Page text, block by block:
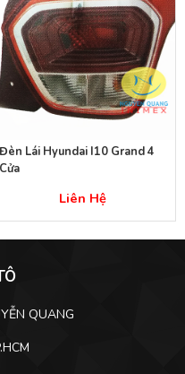
Đèn Lái Hyundai I10 Grand 4
Cửa
Liên Hệ
QUANG